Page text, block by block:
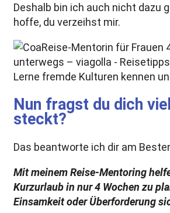
Deshalb bin ich auch nicht dazu
hoffe, du verzeihst mir.
Lerne fremde Kulturen kennen
Nun fragst du dich
steckt?
Das beantworte ich dir am
Mit meinem Reise-Mentoring
Kurzurlaub in nur 4 Wochen zu
Einsamkeit oder Überforderung